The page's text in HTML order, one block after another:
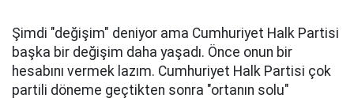
Şimdi "değişim" deniyor ama Cumhuriyet Halk Partisi
başka bir değişim daha yaşadı. Önce onun bir
hesabını vermek lazım. Cumhuriyet Halk Partisi çok
partili döneme geçtikten sonra "ortanın solu"